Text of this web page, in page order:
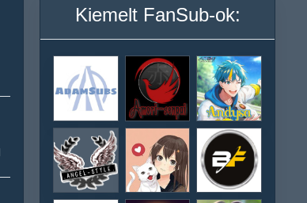
Kiemelt FanSub-ok: